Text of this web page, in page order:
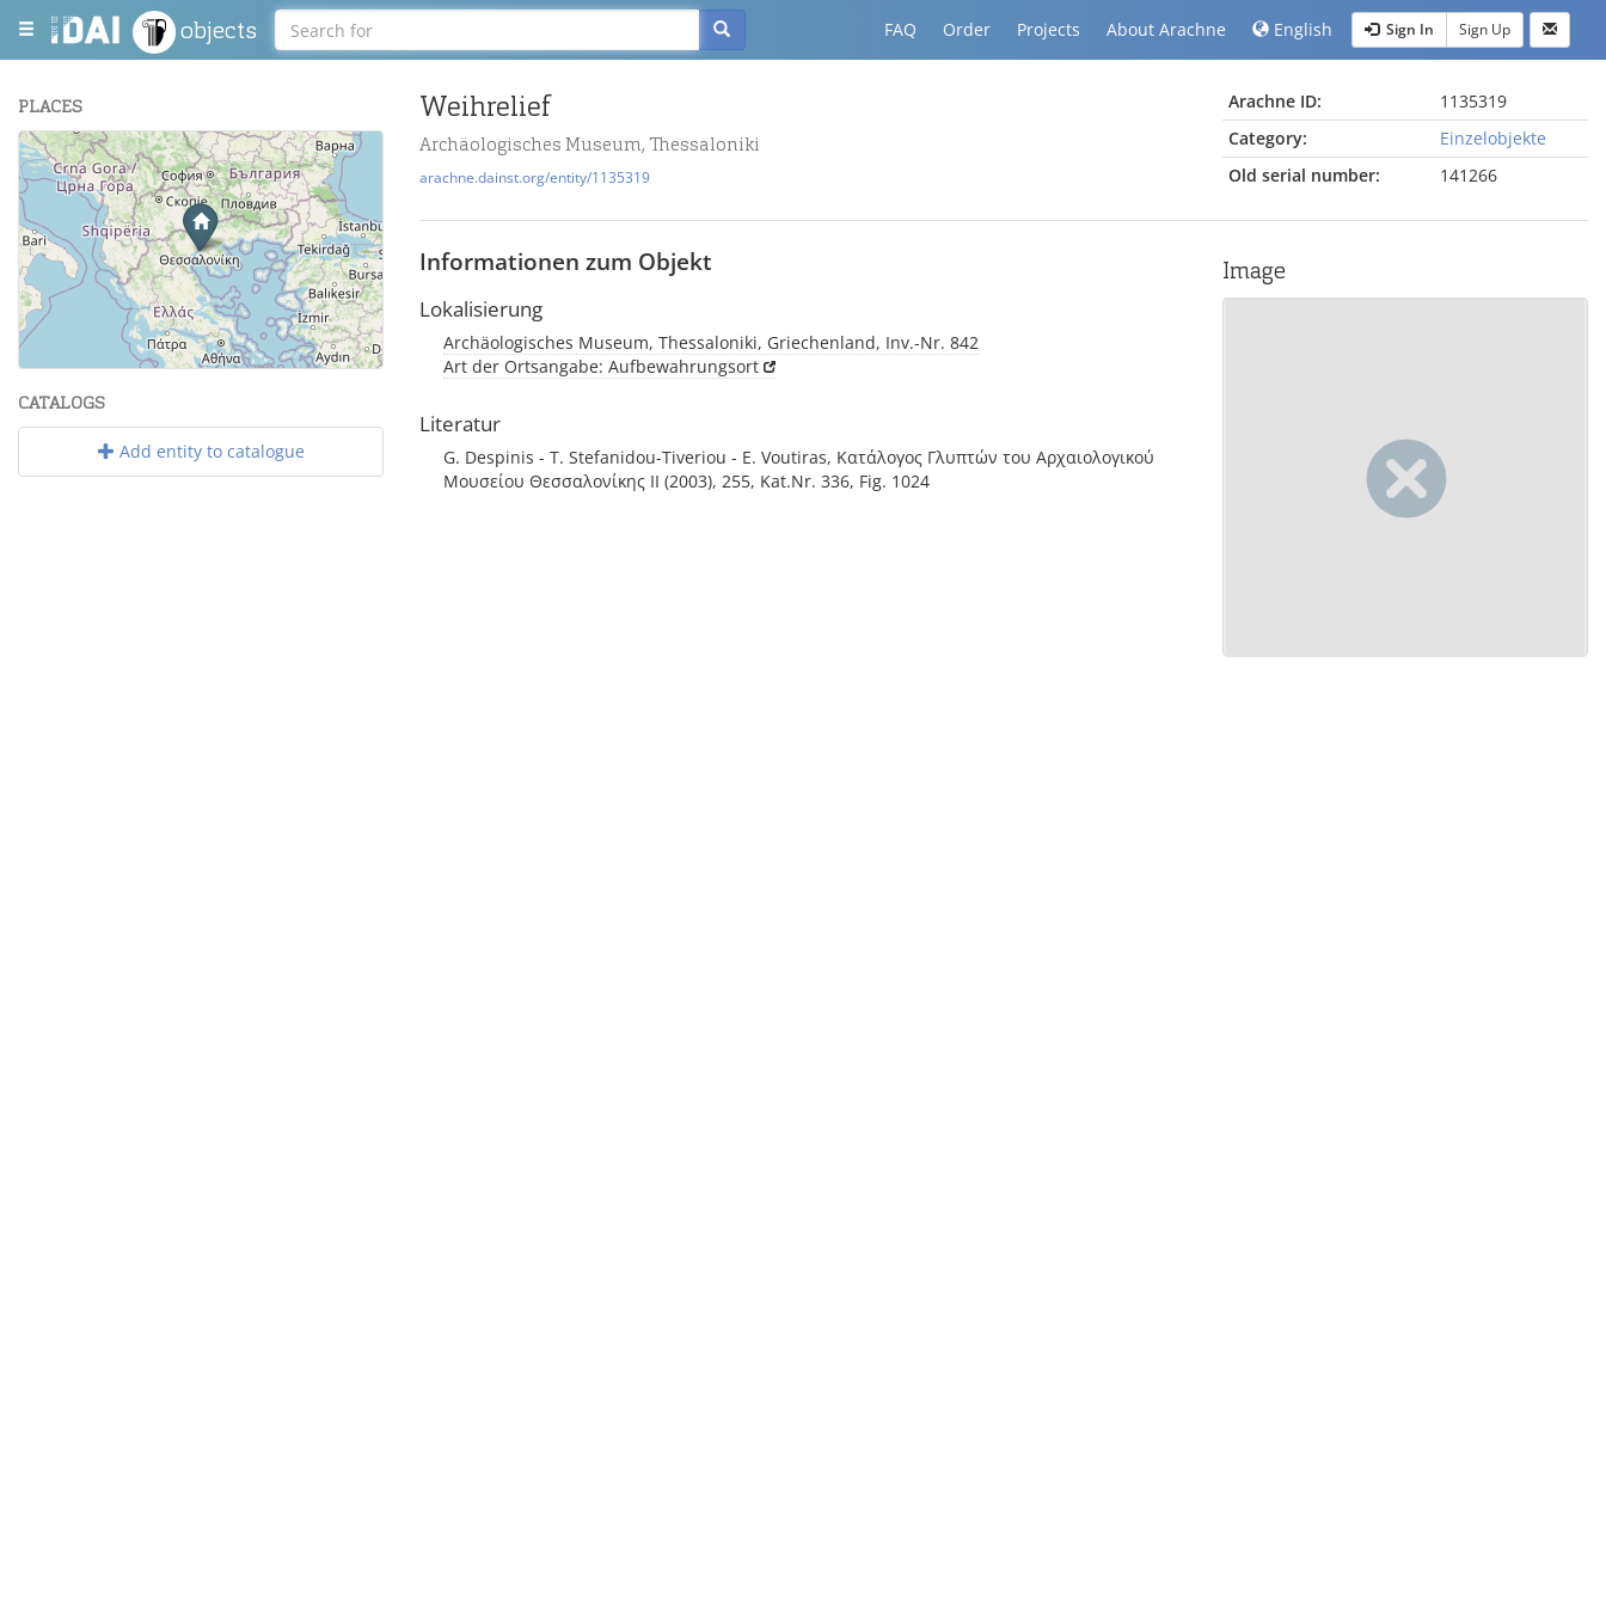
objects FAQ Order Projects About Arachne English Sign In Sign Up
PLACES
+
−
Leaflet| Maps and Data ©OpenStreetMap.
CATALOGS
Add entity to catalogue
Weihrelief
Archäologisches Museum, Thessaloniki
arachne.dainst.org/entity/1135319
Arachne ID:
1135319
Category:
Einzelobjekte
Old serial number:
141266
Informationen zum Objekt
Lokalisierung
Archäologisches Museum, Thessaloniki, Griechenland, Inv.-Nr. 842
Art der Ortsangabe: Aufbewahrungsort
Literatur
G. Despinis - T. Stefanidou-Tiveriou - E. Voutiras, Κατάλογος Γλυπτών του Αρχαιολογικού
Μουσείου Θεσσαλονίκης II (2003), 255, Kat.Nr. 336, Fig. 1024
Image